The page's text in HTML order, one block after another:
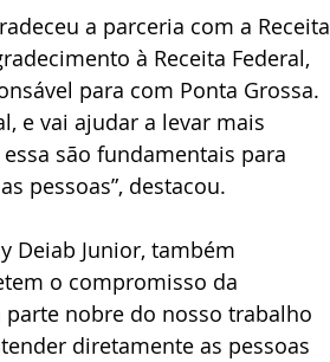
a parceria com a Receita
à Receita Federal,
para com Ponta Grossa.
e vai ajudar a levar mais
são fundamentais para
pessoas”, destacou.
Deiab Junior, também
o compromisso da
parte nobre do nosso trabalho
diretamente as pessoas